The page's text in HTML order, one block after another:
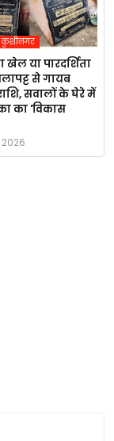
कुशीनगर
या पारदर्शिता
से गायब
सवालों के घेरे में
का 'विकास